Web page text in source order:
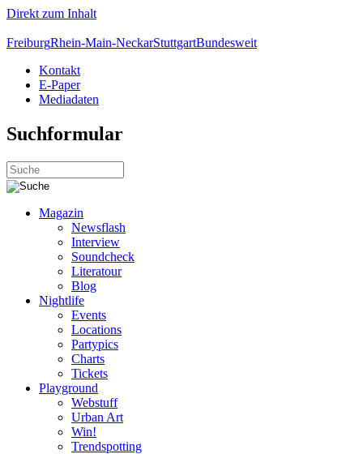
Direkt zum Inhalt
FreiburgRhein-Main-NeckarStuttgartBundesweit
Kontakt
E-Paper
Mediadaten
Suchformular
Magazin
Newsflash
Interview
Soundcheck
Literatour
Blog
Nightlife
Events
Locations
Partypics
Charts
Tickets
Playground
Webstuff
Urban Art
Win!
Trendspotting